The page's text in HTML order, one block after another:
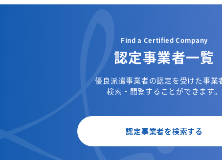
Find a Certified Company
認定事業者一覧
優良派遣事業者の認定を受けた事業
検索・閲覧することができます。
認定事業者を検索する